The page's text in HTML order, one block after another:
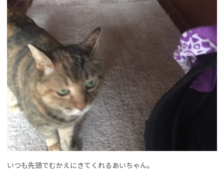
いつも先頭でむかえにきてくれるあいちゃん。